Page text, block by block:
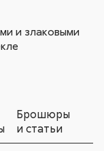
и злаковыми
Брошюры
и статьи